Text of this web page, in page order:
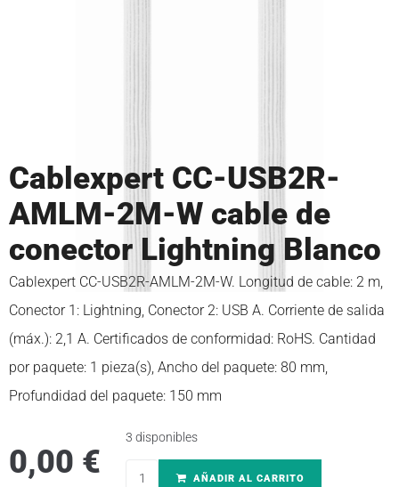
Cablexpert CC-USB2R-
AMLM-2M-W cable de
conector Lightning Blanco
Cablexpert CC-USB2R-AMLM-2M-W. Longitud de cable: 2 m,
Conector 1: Lightning, Conector 2: USB A. Corriente de salida
(máx.): 2,1 A. Certificados de conformidad: RoHS. Cantidad
por paquete: 1 pieza(s), Ancho del paquete: 80 mm,
Profundidad del paquete: 150 mm
0,00 €
3 disponibles
AÑADIR AL CARRITO